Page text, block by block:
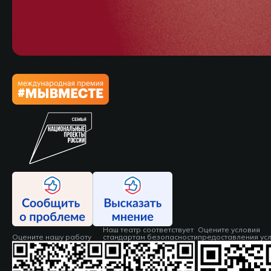
Оцените нашу работу
Наш театр соответствует
стандартам безопасности
Оцените условия
предоставления